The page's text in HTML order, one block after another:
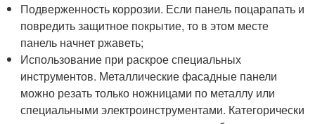
Подверженность коррозии. Если панель поцарапать и
повредить защитное покрытие, то в этом месте
панель начнет ржаветь;
Использование при раскрое специальных
инструментов. Металлические фасадные панели
можно резать только ножницами по металлу или
специальными электроинструментами. Категорически